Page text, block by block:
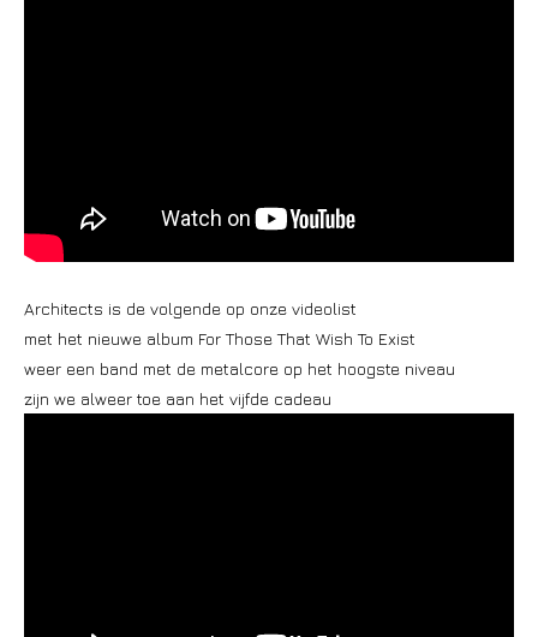
Architects is de volgende op onze videolist
met het nieuwe album For Those That Wish To Exist
weer een band met de metalcore op het hoogste niveau
zijn we alweer toe aan het vijfde cadeau